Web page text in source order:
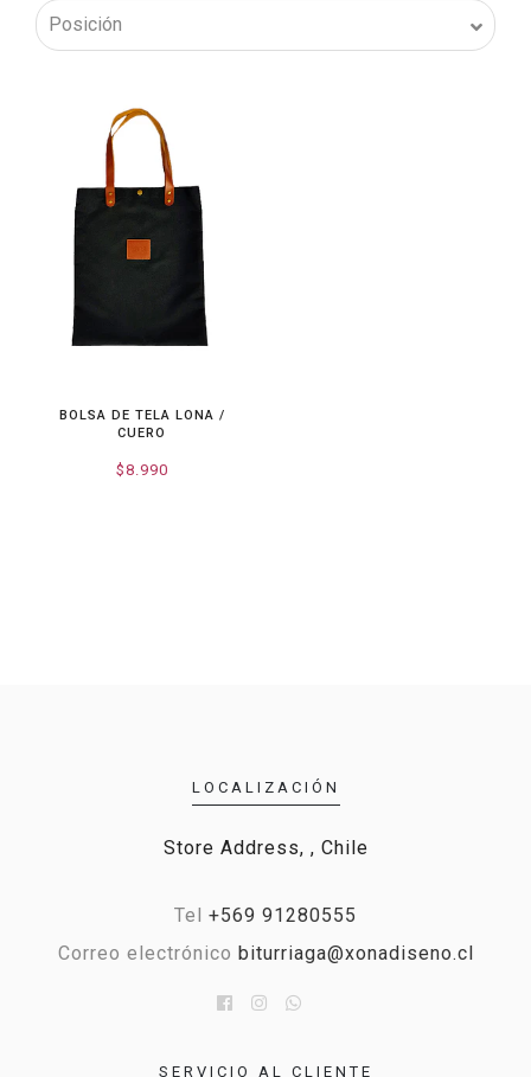
BOLSA DE TELA LONA /
CUERO
$8.990
LOCALIZACIÓN
Store Address, , Chile
Tel +569 91280555
Correo electrónico biturriaga@xonadiseno.cl
SERVICIO AL CLIENTE